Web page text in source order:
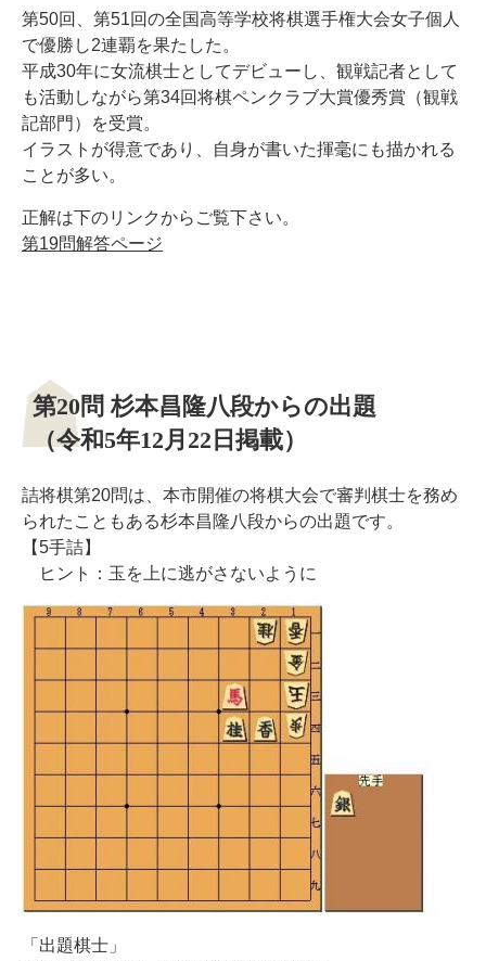
第50回、第51回の全国高等学校将棋選手権大会女子個人
で優勝し2連覇を果たした。
平成30年に女流棋士としてデビューし、観戦記者として
も活動しながら第34回将棋ペンクラブ大賞優秀賞（観戦
記部門）を受賞。
イラストが得意であり、自身が書いた揮毫にも描かれる
ことが多い。
正解は下のリンクからご覧下さい。
第19問解答ページ
第20問 杉本昌隆八段からの出題
（令和5年12月22日掲載）
詰将棋第20問は、本市開催の将棋大会で審判棋士を務め
られたこともある杉本昌隆八段からの出題です。
【5手詰】
ヒント：玉を上に逃がさないように
「出題棋士」